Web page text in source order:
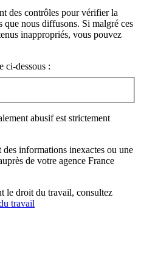
des contrôles pour vérifier la
nous diffusons. Si malgré ces
inappropriés, vous pouvez
ci-dessous :
abusif est strictement
des informations inexactes ou une
de votre agence France
le droit du travail, consultez
travail